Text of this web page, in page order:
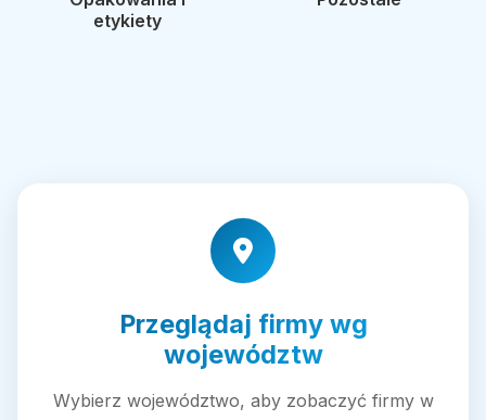
etykiety
Przeglądaj firmy wg
województw
Wybierz województwo, aby zobaczyć firmy w